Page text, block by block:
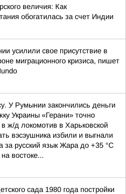
величия: Как
обогатилась за счет Индии
усилили свое присутствие в
миграционного кризиса, пишет
У Румынии закончились деньги
Украины «Герани» точно
ж/д локомотив в Харьковской
вэсэушника избили и выгнали
за русский язык Жара до +35 °С
востоке...
сада 1980 года постройки